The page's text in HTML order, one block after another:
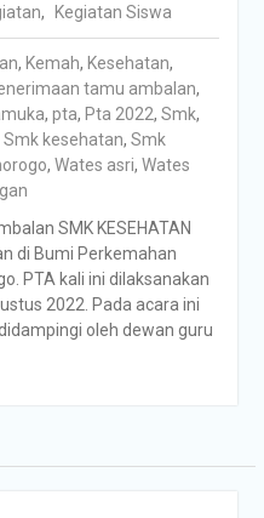
, Kegiatan Siswa
, Kemah, Kesehatan,
tamu ambalan,
, pta, Pta 2022, Smk,
Smk kesehatan, Smk
,Wates asri,Wates
SMK KESEHATAN
di Bumi Perkemahan
PTA kali ini dilaksanakan
2022. Pada acara ini
oleh dewan guru